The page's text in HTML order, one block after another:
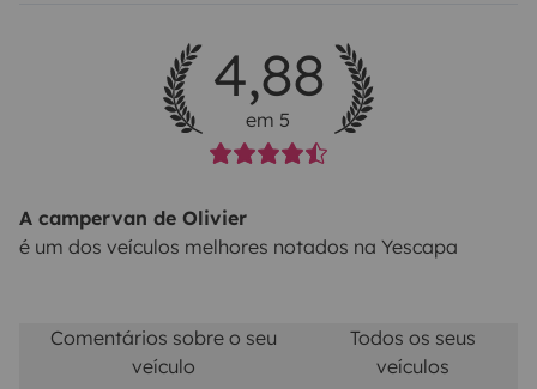
4,88
em 5
A campervan de Olivier
é um dos veículos melhores notados na Yescapa
Comentários sobre o seu
veículo
Todos os seus
veículos